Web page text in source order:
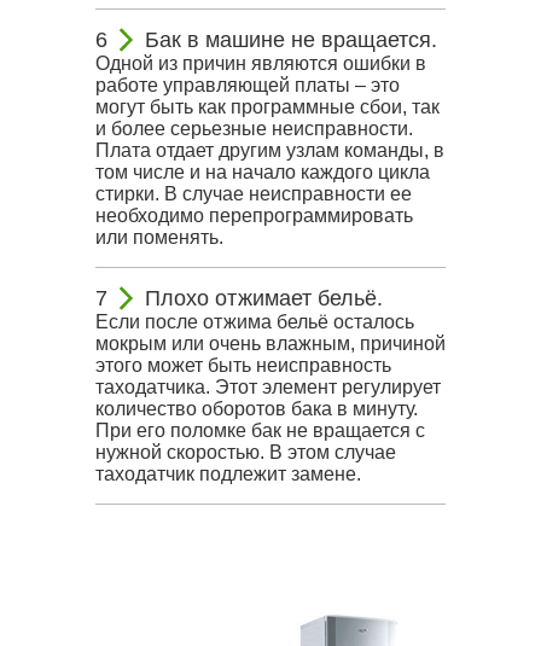
Бак в машине не вращается.
Одной из причин являются ошибки в
работе управляющей платы – это
могут быть как программные сбои, так
и более серьезные неисправности.
Плата отдает другим узлам команды, в
том числе и на начало каждого цикла
стирки. В случае неисправности ее
необходимо перепрограммировать
или поменять.
Плохо отжимает бельё.
Если после отжима бельё осталось
мокрым или очень влажным, причиной
этого может быть неисправность
таходатчика. Этот элемент регулирует
количество оборотов бака в минуту.
При его поломке бак не вращается с
нужной скоростью. В этом случае
таходатчик подлежит замене.